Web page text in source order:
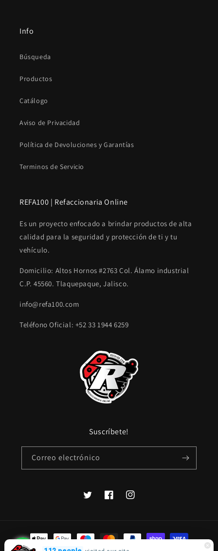
Info
Búsqueda
Productos
Catálogo
Aviso de Privacidad
Política de Devoluciones y Garantías
Terminos de Servicio
REFA100 | Refaccionaria Online
Es un proyecto enfocado a brindar productos de alta
calidad para la seguridad y protección de ti y tu
vehículo.
Domicilio: Altos Hornos #2763 Col. Álamo industrial
C.P. 45560. Tlaquepaque, Jalisco.
info@refa100.com
Teléfono Oficial: +52 33 1944 6259
Suscríbete!
Correo electrónico
TwitterFacebookInstagram
Formas
de